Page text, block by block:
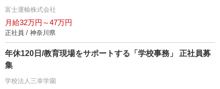
富士運輸株式会社
月給32万円～47万円
正社員 / 神奈川県
年休120日/教育現場をサポートする「学校事務」 正社員募
集
学校法人三幸学園